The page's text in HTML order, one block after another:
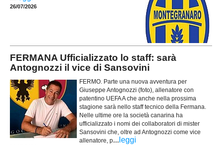
26/07/2026
FERMANA Ufficializzato lo staff: sarà
Antognozzi il vice di Sansovini
FERMO. Parte una nuova avventura per
Giuseppe Antognozzi (foto), allenatore con
patentino UEFA A che anche nella prossima
stagione sarà nello staff tecnico della Fermana.
Nelle ultime ore la società canarina ha
ufficializzato i nomi dei collaboratori di mister
Sansovini che, oltre ad Antognozzi come vice
allenatore, p... leggi